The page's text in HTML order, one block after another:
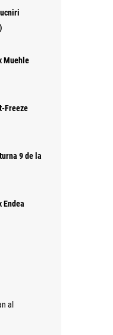
Muehle
Freeze
9 de la
Endea
al